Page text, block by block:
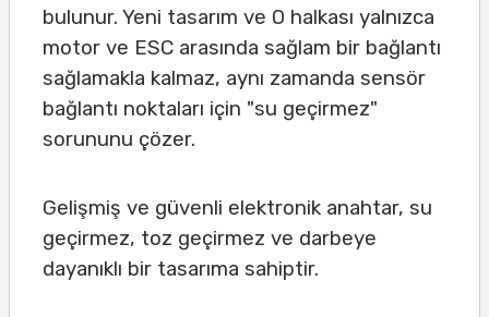
bulunur. Yeni tasarım ve O halkası yalnızca
motor ve ESC arasında sağlam bir bağlantı
sağlamakla kalmaz, aynı zamanda sensör
bağlantı noktaları için "su geçirmez"
sorununu çözer.
Gelişmiş ve güvenli elektronik anahtar, su
geçirmez, toz geçirmez ve darbeye
dayanıklı bir tasarıma sahiptir.